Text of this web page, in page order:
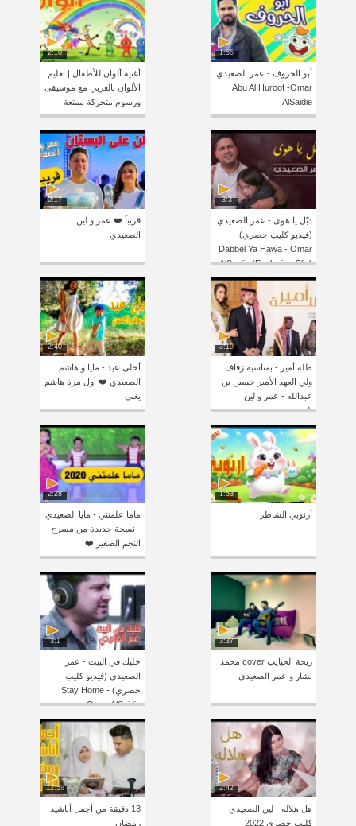
1:55
أبو الحروف - عمر الصعيدي
Abu Al Huroof -Omar
AlSaidie
2:10
أغنية ألوان للأطفال | تعليم
الألوان بالعربي مع موسيقى
ورسوم متحركة ممتعة
3:3
دبّل يا هوى - عمر الصعيدي
(فيديو كليب حصري)
Dabbel Ya Hawa - Omar
AlSaidie (Exclusive Clip)
0:17
قريباً ❤️ عمر و لين
الصعيدي
3:19
طلة أمير - بمناسبة زفاف
ولي العهد الأمير حسين بن
عبدالله - عمر و لين
الصعيدي
2:40
أحلى عيد - مايا و هاشم
الصعيدي ❤️ أول مرة هاشم
يغني
1:53
أرنوبي الشاطر
2:28
ماما علمتني - مايا الصعيدي
- نسخة جديدة من مسرح
النجم الصغير ❤️
3:37
ريحة الحبايب cover محمد
بشار و عمر الصعيدي
3:1
خليك في البيت - عمر
الصعيدي (فيديو كليب
حصري) Stay Home -
Omar AlSaidie
2:42
هل هلاله - لين الصعيدي -
كليب حصري 2022
12:58
13 دقيقة من أجمل أناشيد
رمضان